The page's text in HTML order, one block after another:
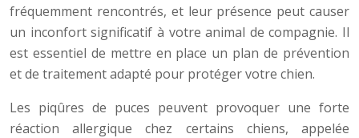
fréquemment rencontrés, et leur présence peut causer
un inconfort significatif à votre animal de compagnie. Il
est essentiel de mettre en place un plan de prévention
et de traitement adapté pour protéger votre chien.
Les piqûres de puces peuvent provoquer une forte
réaction allergique chez certains chiens, appelée